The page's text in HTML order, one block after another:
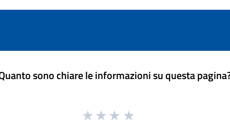
sono chiare le informazioni su questa